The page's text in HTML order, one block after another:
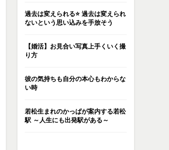
過去は変えられる⭐️ 過去は変えられ
ないという思い込みを手放そう
【婚活】お見合い写真上手くいく撮
り方
彼の気持ちも自分の本心もわからな
い時
若松生まれのかっぱが案内する若松
駅 ～人生にも出発駅がある～